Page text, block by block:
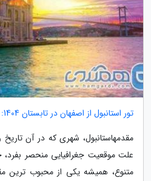
تور استانبول از اصفهان در تابستان 1404: خرید، سرگرمی و تاریخ
مقدمهاستانبول، شهری که در آن تاریخ
علت موقعیت جغرافیایی منحصر
متنوع، همیشه یکی از محبوب ترین